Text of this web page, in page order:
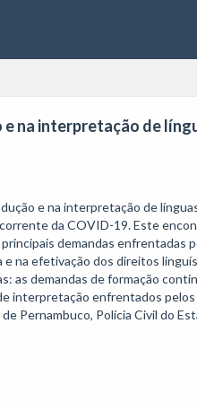
na interpretação de
e na interpretação de
da COVID-19. Este
demandas enfrentadas
na efetivação dos direitos
as demandas de formação
interpretação enfrentados
Pernambuco, Polícia Civil do